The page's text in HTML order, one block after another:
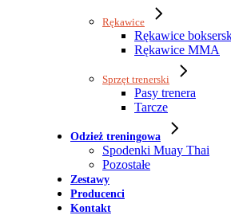
Rękawice
Rękawice
Rękawice MMA
Sprzęt trenerski
Pasy trenera
Tarcze
Odzież treningowa
Spodenki Muay Thai
Pozostałe
Zestawy
Producenci
Kontakt